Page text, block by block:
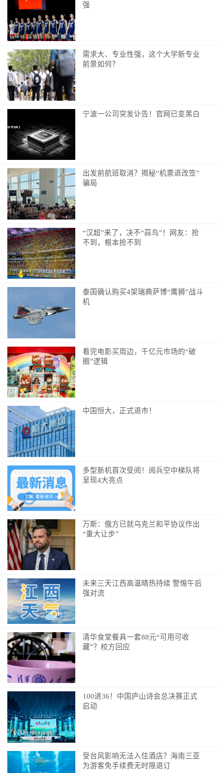
农业产业化发展迈入“快车道”
农业质量效益和竞争力进一步增强
乡村振兴是包括产业振兴、人才振兴、文化振兴、生态
振兴、组织振兴的全面振兴，其中最重要、最根本、最
关键的是产业振兴。
“‘十四五’初期，我们提出构建乡村产业体系，推动农村
一二三产业融合发展。2023年，我们认识到，必须进一
步突出农业产业化这个重点，带动乡村产业全产业链发
展。”省农业农村厅乡村产业发展处处长徐杰表示，农业
产业化发展迈入“快车道”，为全省经济社会发展提供了
有力支撑。
数据是最有力的证明。
约金额达3100多亿元。
——国家级、省级龙头企业分别达81家、1147家，比
2022年分别净增13家、89家。
——全省1147家省级龙头企业，带动376万户农民年均
增收4260元。
…………
一个个龙头企业落户乡村，一个个产业在田野生根。农
业产业化的快速发展，正在激发着脱贫地区的内生动
力。
我省因势利导，不断加大巩固成果要素保障。2021年至
2024年，各级衔接资金累计投入455.09亿元，年均增幅
县，每年投入衔接资金约占全省衔接资金总额的50%。
同时，我省还在全国率先建立覆盖全省农村人口的“防止
返贫致贫监测帮扶系统”，强化精准识别，并加强产业、
就业帮扶，精准匹配开发式帮扶与兜底保障措施，户均
享受帮扶措施3.6个。全省脱贫地区农村居民人均可支配
收入从2020年的12877元，增至2024年的18436元，年均
增幅达9.4%，高于全省农村居民可支配收入增速。
乡村建设全面提质
让农民就地过上现代文明生活
乡村不仅是农业生产的空间载体，也是广大农民生于斯
长于斯的家园故土。如何实现乡村产业发展、乡村建
强
需求大、专业性强，这个大学新专业
前景如何？
宁波一公司突发讣告！官网已变黑白
出发前航班取消？揭秘“机票退改签”
骗局
“汉超”来了，决不“蒜鸟”！网友：抢
不到，根本抢不到
泰国确认购买4架瑞典萨博“鹰狮”战斗
机
看完电影买周边，千亿元市场的“破
圈”逻辑
中国恒大，正式退市！
多型新机首次受阅！阅兵空中梯队将
呈现4大亮点
万斯：俄方已就乌克兰和平协议作出
“重大让步”
未来三天江西高温晴热持续 警惕午后
强对流
清华食堂餐具一套88元“可用可收
藏”？校方回应
100进36！中国庐山诗会总决赛正式
启动
受台风影响无法入住酒店？海南三亚
为游客免手续费无时限退订